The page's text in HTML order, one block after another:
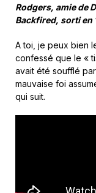
Rodgers, amie de
Backfired, sorti en
A toi, je peux bien
confessé que le «
avait été soufflé
mauvaise foi
qui suit.